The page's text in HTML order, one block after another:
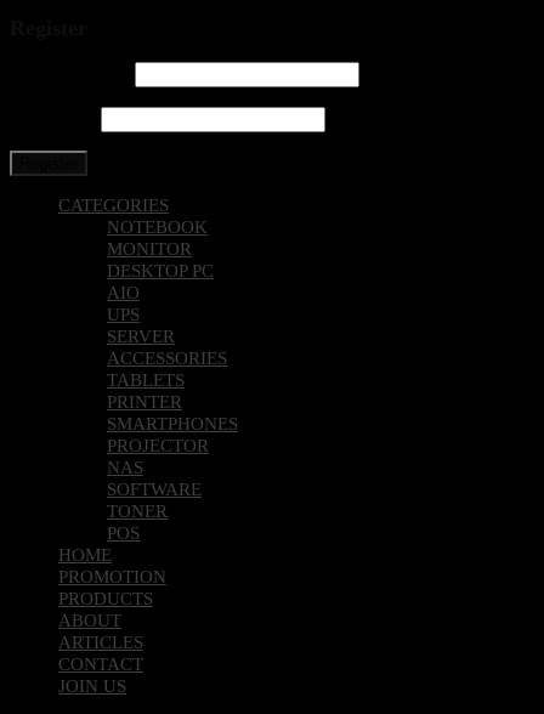
CATEGORIES
NOTEBOOK
MONITOR
DESKTOP PC
AIO
UPS
SERVER
ACCESSORIES
TABLETS
PRINTER
SMARTPHONES
PROJECTOR
NAS
SOFTWARE
TONER
POS
HOME
PROMOTION
PRODUCTS
ABOUT
ARTICLES
CONTACT
JOIN US